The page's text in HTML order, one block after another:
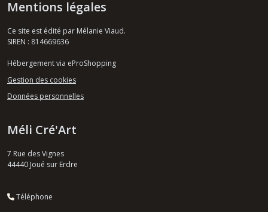
Mentions légales
Ce site est édité par Mélanie Viaud.
SIREN : 814669636
Hébergement via eProShopping
Gestion des cookies
Données personnelles
Méli Cré'Art
7 Rue des Vignes
44440 Joué sur Erdre
Téléphone